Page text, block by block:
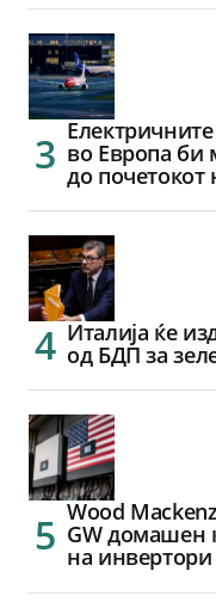
во Европа би
до почетокот
Италија ќе
од БДП за
Wood
GW домашен
на